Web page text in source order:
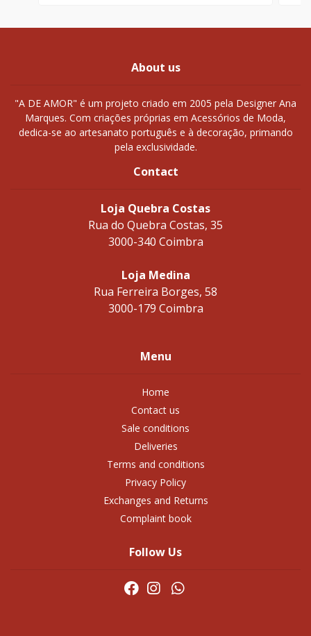
About us
"A DE AMOR" é um projeto criado em 2005 pela Designer Ana
Marques. Com criações próprias em Acessórios de Moda,
dedica-se ao artesanato português e à decoração, primando
pela exclusividade.
Contact
Loja Quebra Costas
Rua do Quebra Costas, 35
3000-340 Coimbra
Loja Medina
Rua Ferreira Borges, 58
3000-179 Coimbra
Menu
Home
Contact us
Sale conditions
Deliveries
Terms and conditions
Privacy Policy
Exchanges and Returns
Complaint book
Follow Us